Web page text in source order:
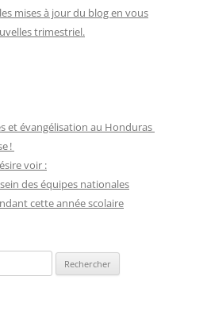
mises à jour du blog en vous
trimestriel.
et évangélisation au Honduras
!
voir :
des équipes nationales
cette année scolaire